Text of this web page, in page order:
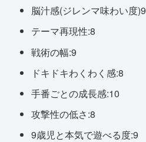
脳汁感(ジレンマ味わい度)9
テーマ再現性:8
戦術の幅:9
ドキドキわくわく感:8
手番ごとの成長感:10
攻撃性の低さ:8
9歳児と本気で遊べる度:9